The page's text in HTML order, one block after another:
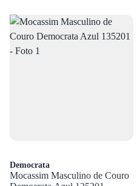
Democrata
Mocassim Masculino de Couro